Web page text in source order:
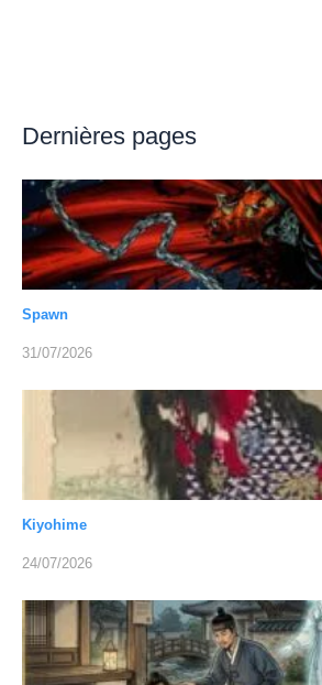
Dernières pages
Spawn
31/07/2026
Kiyohime
24/07/2026